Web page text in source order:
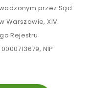
przez Sąd
Warszawie, XIV
Rejestru
NIP